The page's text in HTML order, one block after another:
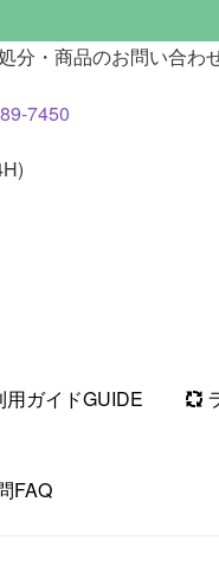
分・商品のお問い合わ
7450
ガイドGUIDE
FAQ